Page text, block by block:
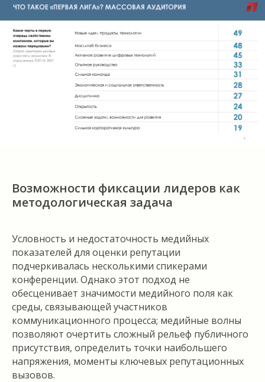
Возможности фиксации лидеров как
методологическая задача
Условность и недостаточность медийных
показателей для оценки репутации
подчеркивалась несколькими спикерами
конференции. Однако этот подход не
обесценивает значимости медийного поля как
среды, связывающей участников
коммуникационного процесса; медийные волны
позволяют очертить сложный рельеф публичного
присутствия, определить точки наибольшего
напряжения, моменты ключевых репутационных
вызовов.